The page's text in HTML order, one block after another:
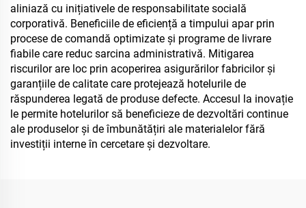
aliniază cu inițiativele de responsabilitate socială
corporativă. Beneficiile de eficiență a timpului apar prin
procese de comandă optimizate și programe de livrare
fiabile care reduc sarcina administrativă. Mitigarea
riscurilor are loc prin acoperirea asigurărilor fabricilor și
garanțiile de calitate care protejează hotelurile de
răspunderea legată de produse defecte. Accesul la inovație
le permite hotelurilor să beneficieze de dezvoltări continue
ale produselor și de îmbunătățiri ale materialelor fără
investiții interne în cercetare și dezvoltare.